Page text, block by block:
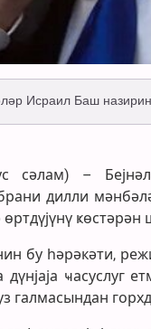
Исраил Баш
сәлам) –
дилли
бу һәрәкәти,
дүнјаја ҹасуслуг
галмасындан